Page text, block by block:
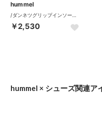
hummel
￥2,530
hummel × シューズ関連ア